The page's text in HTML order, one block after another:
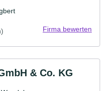
Firma bewerten
& Co. KG